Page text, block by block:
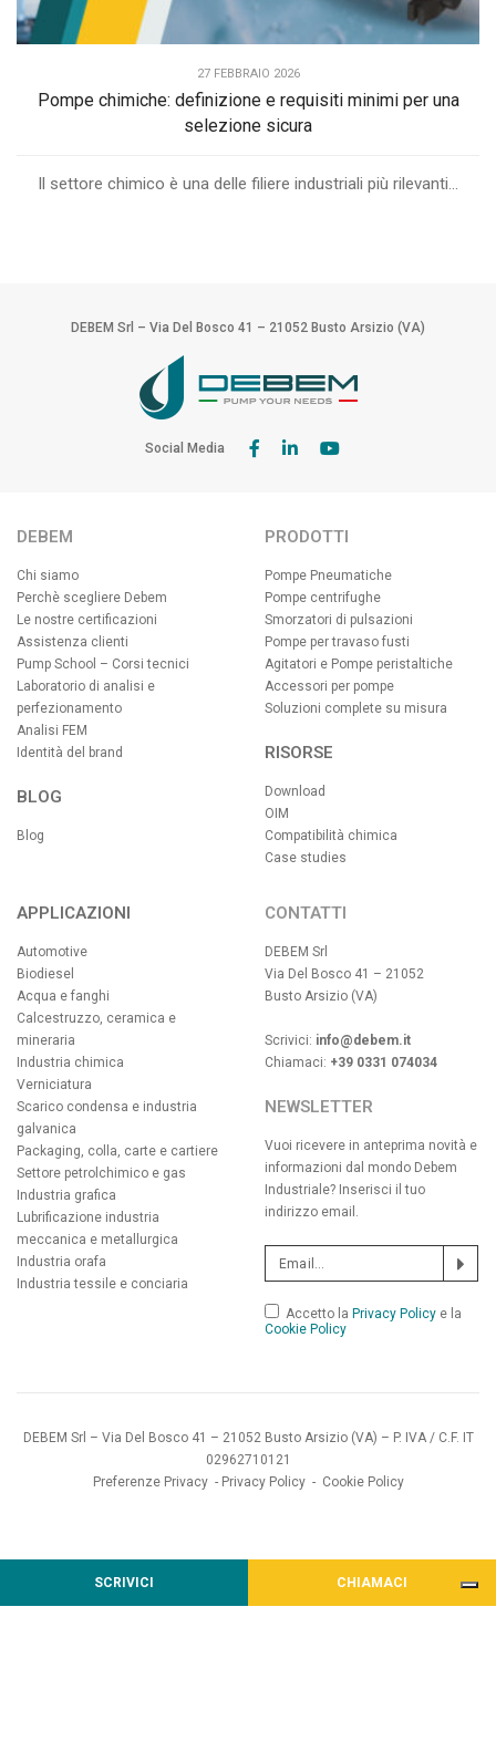
SCRIVICI CHIAMACI
27 FEBBRAIO 2026
Pompe chimiche: definizione e requisiti minimi per una
selezione sicura
Il settore chimico è una delle filiere industriali più rilevanti...
DEBEM Srl – Via Del Bosco 41 – 21052 Busto Arsizio (VA)
Social Media
DEBEM
Chi siamo
Perchè scegliere Debem
Le nostre certificazioni
Assistenza clienti
Pump School – Corsi tecnici
Laboratorio di analisi e
perfezionamento
Analisi FEM
Identità del brand
BLOG
Blog
PRODOTTI
Pompe Pneumatiche
Pompe centrifughe
Smorzatori di pulsazioni
Pompe per travaso fusti
Agitatori e Pompe peristaltiche
Accessori per pompe
Soluzioni complete su misura
RISORSE
Download
OIM
Compatibilità chimica
Case studies
APPLICAZIONI
Automotive
Biodiesel
Acqua e fanghi
Calcestruzzo, ceramica e
mineraria
Industria chimica
Verniciatura
Scarico condensa e industria
galvanica
Packaging, colla, carte e cartiere
Settore petrolchimico e gas
Industria grafica
Lubrificazione industria
meccanica e metallurgica
Industria orafa
Industria tessile e conciaria
CONTATTI
DEBEM Srl
Via Del Bosco 41 – 21052
Busto Arsizio (VA)
Scrivici: info@debem.it
Chiamaci: +39 0331 074034
NEWSLETTER
Vuoi ricevere in anteprima novità e
informazioni dal mondo Debem
Industriale? Inserisci il tuo
indirizzo email.
Accetto la Privacy Policy e la
Cookie Policy
DEBEM Srl – Via Del Bosco 41 – 21052 Busto Arsizio (VA) – P. IVA / C.F. IT
02962710121
Preferenze Privacy - Privacy Policy - Cookie Policy
Informativa sulla raccolta